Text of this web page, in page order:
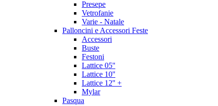
Presepe
Vetrofanie
Varie - Natale
Palloncini e Accessori Feste
Accessori
Buste
Festoni
Lattice 05''
Lattice 10''
Lattice 12'' +
Mylar
Pasqua